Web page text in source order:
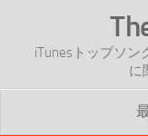
iTunesトップソ
に